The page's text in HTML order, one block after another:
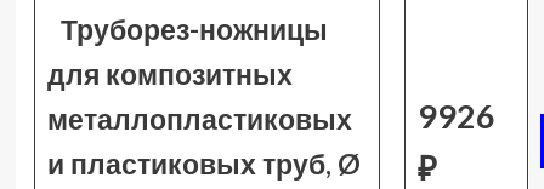
Труборез-ножницы
для композитных
металлопластиковых
и пластиковых труб, Ø
9926
₽